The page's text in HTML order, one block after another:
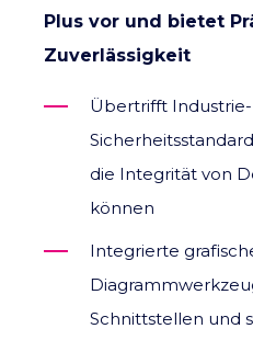
Plus vor und bietet
Zuverlässigkeit
Übertrifft
die Integrität von
können
Integrierte
Schnittstellen und